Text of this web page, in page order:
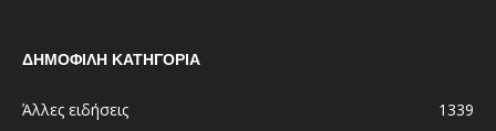
ΔΗΜΟΦΙΛΗ ΚΑΤΗΓΟΡΙΑ
Άλλες ειδήσεις
1339